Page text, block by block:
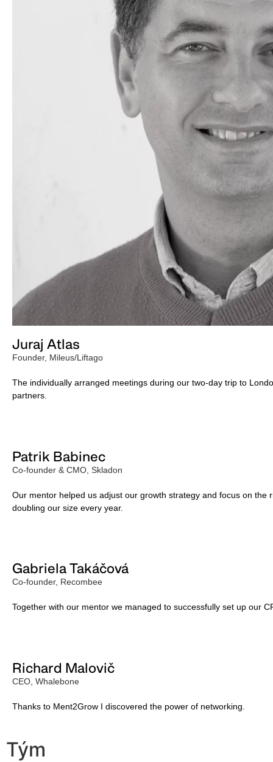
Juraj Atlas
Founder, Mileus/Liftago
The individually arranged meetings during our two-day trip to
partners.
Patrik Babinec
Co-founder & CMO, Skladon
Our mentor helped us adjust our growth strategy and focus on the
doubling our size every year.
Gabriela Takáčová
Co-founder, Recombee
Together with our mentor we managed to successfully set up our
Richard Malovič
CEO, Whalebone
Thanks to Ment2Grow I discovered the power of networking.
Tým